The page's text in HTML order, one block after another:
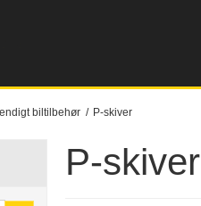
biltilbehør / P-skiver
P-skiver